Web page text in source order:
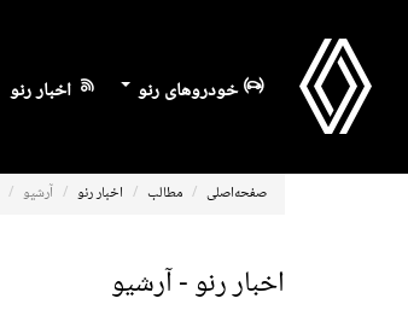
خودروهای رنو اخبار رنو
صفحه‌اصلی مطالب اخبار رنو آرشیو
اخبار رنو - آرشیو